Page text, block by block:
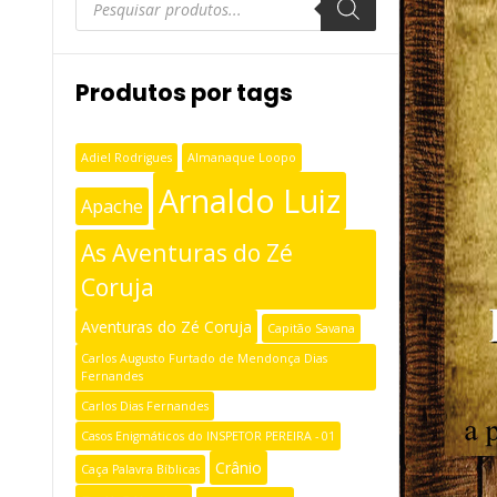
produtos
Produtos por tags
Adiel Rodrigues Almanaque Loopo
Apache Arnaldo Luiz
As Aventuras do Zé
Coruja
Aventuras do Zé Coruja
Capitão Savana
Carlos Augusto Furtado de Mendonça Dias
Fernandes
Carlos Dias Fernandes
Casos Enigmáticos do INSPETOR PEREIRA - 01
Caça Palavra Bíblicas Crânio